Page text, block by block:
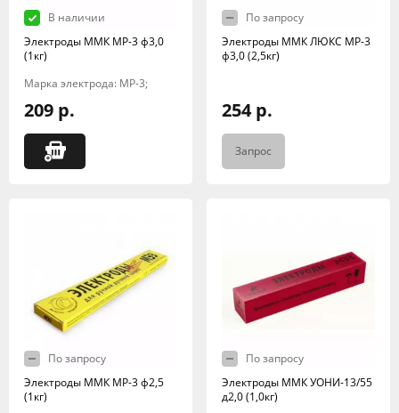
В наличии
Электроды ММК МР-3 ф3,0
(1кг)
Марка электрода: МР-3;
209 р.
По запросу
Электроды ММК ЛЮКС МР-3
ф3,0 (2,5кг)
254 р.
Запрос
По запросу
Электроды ММК МР-3 ф2,5
(1кг)
По запросу
Электроды ММК УОНИ-13/55
д2,0 (1,0кг)